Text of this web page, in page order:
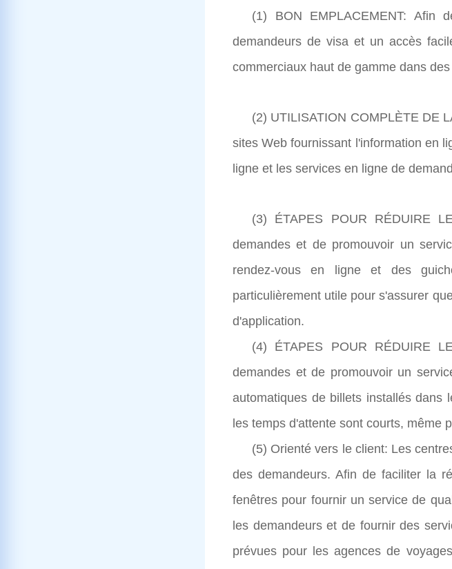
(1) BON EMPLACEMENT: Afin
demandeurs de visa et un accès
commerciaux haut de gamme dans
(2) UTILISATION COMPLÈTE DE
sites Web fournissant l'information en
ligne et les services en ligne de
(3) ÉTAPES POUR RÉDUIRE
demandes et de promouvoir un
rendez-vous en ligne et des
particulièrement utile pour s'assurer
d'application.
(4) ÉTAPES POUR RÉDUIRE
demandes et de promouvoir un
automatiques de billets installés dans
les temps d'attente sont courts, même
(5) Orienté vers le client: Les
des demandeurs. Afin de faciliter la
fenêtres pour fournir un service de
les demandeurs et de fournir des
prévues pour les agences de